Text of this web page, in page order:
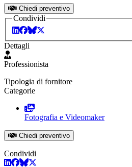
Chiedi preventivo
Condividi
Dettagli
Professionista
Tipologia di fornitore
Categorie
Fotografia e Videomaker
Chiedi preventivo
Condividi